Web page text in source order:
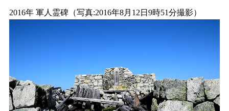
2016年 軍人霊碑（写真:2016年8月12日9時51分撮影）